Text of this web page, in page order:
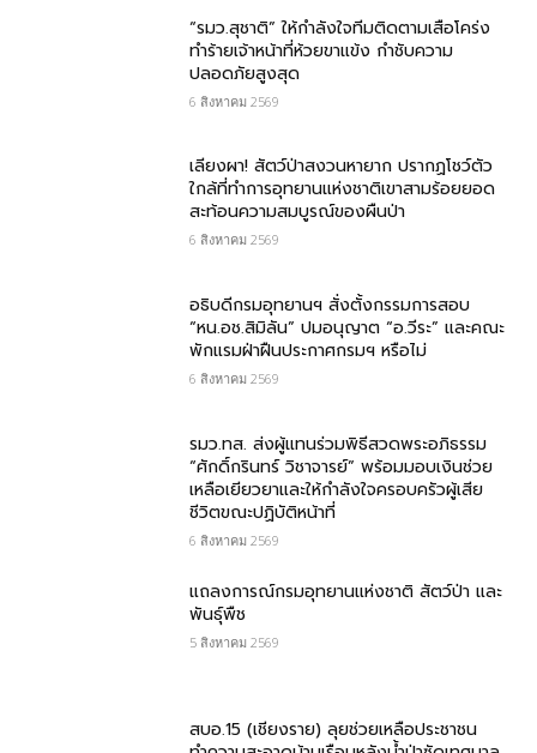
“รมว.สุชาติ” ให้กำลังใจทีมติดตามเสือโคร่ง
ทำร้ายเจ้าหน้าที่ห้วยขาแข้ง กำชับความ
ปลอดภัยสูงสุด
6 สิงหาคม 2569
เลียงผา! สัตว์ป่าสงวนหายาก ปรากฏโชว์ตัว
ใกล้ที่ทำการอุทยานแห่งชาติเขาสามร้อยยอด
สะท้อนความสมบูรณ์ของผืนป่า
6 สิงหาคม 2569
อธิบดีกรมอุทยานฯ​ สั่งตั้งกรรมการสอบ
“หน.อช.สิมิลัน” ปมอนุญาต “อ.วีระ” และคณะ
พักแรมฝ่าฝืนประกาศกรมฯ หรือไม่
6 สิงหาคม 2569
รมว.ทส. ส่งผู้แทนร่วมพิธีสวดพระอภิธรรม
“ศักดิ์กรินทร์ วิชาจารย์” พร้อมมอบเงินช่วย
เหลือเยียวยาและให้กำลังใจครอบครัวผู้เสีย
ชีวิตขณะปฏิบัติหน้าที่
6 สิงหาคม 2569
แถลงการณ์กรมอุทยานแห่งชาติ สัตว์ป่า และ
พันธุ์พืช
5 สิงหาคม 2569
สบอ.15 (เชียงราย) ลุยช่วยเหลือประชาชน